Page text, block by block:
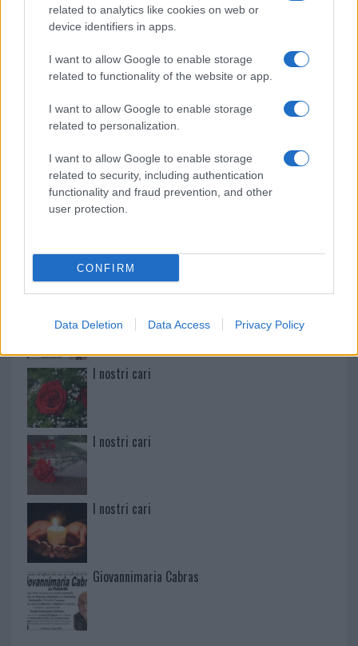
related to analytics like cookies on web or
device identifiers in apps.
I want to allow Google to enable storage
related to functionality of the website or app.
I want to allow Google to enable storage
related to personalization.
I want to allow Google to enable storage
related to security, including authentication
functionality and fraud prevention, and other
user protection.
CONFIRM
Data Deletion Data Access Privacy Policy
NECROLOGIE
Mario Malu
I nostri cari
I nostri cari
I nostri cari
Giovannimaria Cabras